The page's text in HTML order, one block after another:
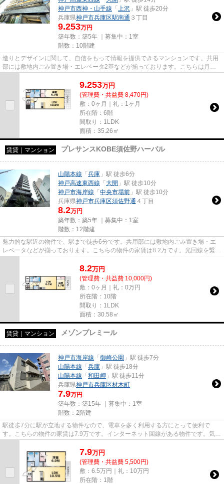
神戸市西神・山手線 「 上沢 」駅 徒歩20分
兵庫県神戸市兵庫区駅南通 ３丁目
9.253万円
築年数：築5年 ｜募集中： 1室
階数：10階建
造りとデザインに関して、自信をもって情報を提供できるマンションです。共用
部には敷地内ごみ置き場・エレベータ2基などが揃っております。こちらは月々
9.253万円
(管理費・共益費 8,470円)
敷：0ヶ月｜礼：1ヶ月
所在階：6階
間取り：1LDK
面積：35.26㎡
賃貸｜マンション プレサンスKOBE須佐野ハーバル
山陽本線 「 兵庫 」駅 徒歩6分
神戸高速東西線 「 大開 」駅 徒歩10分
神戸市海岸線 「 中央市場前 」駅 徒歩10分
兵庫県神戸市兵庫区須佐野通 ４丁目
8.2万円
築年数：築5年 ｜募集中： 1室
階数：12階建
魅力的な駅近の物件で、駅まで徒歩6分です。共用部には敷地内ごみ置き場・エ
レベータなどが揃っております。こちらの物件の家賃は8.2万です。光回線を繋げ
8.2万円
(管理費・共益費 10,000円)
敷：0ヶ月｜礼：0万円
所在階：10階
間取り：1LDK
面積：30.58㎡
賃貸｜マンション メゾンプレミール
神戸市海岸線 「 御崎公園 」駅 徒歩7分
山陽本線 「 兵庫 」駅 徒歩18分
山陽本線 「 和田岬 」駅 徒歩11分
兵庫県神戸市兵庫区材木町
7.9万円
築年数：築15年 ｜募集中： 1室
階数：2階建
駅徒歩7分に駅が立地する物件なので、電車を多く利用する方にとって便利で
す。こちらの物件の家賃は7.9万です。インターネット回線がある物件です。気に
7.9万円
(管理費・共益費 5,500円)
敷：6.5万円｜礼：10万円
所在階：1階